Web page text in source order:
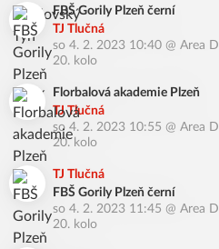
FBŠ Gorily Plzeň černí
TJ Tlučná
so 4. 2. 2023 10:40 @ Area D
20. kolo
Florbalová akademie Plzeň
TJ Tlučná
so 4. 2. 2023 10:55 @ Area D
20. kolo
TJ Tlučná
FBŠ Gorily Plzeň černí
so 4. 2. 2023 11:45 @ Area D
20. kolo